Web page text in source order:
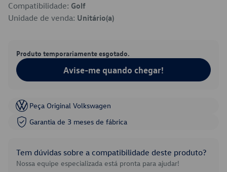
Compatibilidade: Golf
Unidade de venda: Unitário(a)
Produto temporariamente esgotado.
Avise-me quando chegar!
Peça Original Volkswagen
Garantia de 3 meses de fábrica
Tem dúvidas sobre a compatibilidade deste produto?
Nossa equipe especializada está pronta para ajudar!